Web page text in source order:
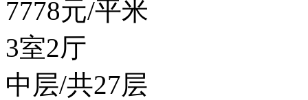
7778元/平米
3室2厅
中层/共27层